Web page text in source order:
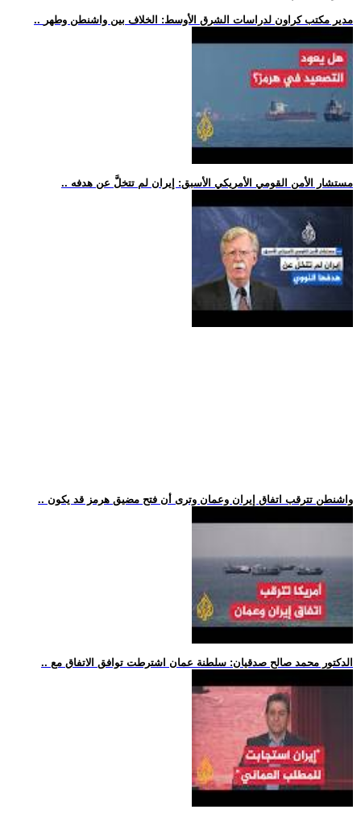
.. مدير مكتب كراون لدراسات الشرق الأوسط: الخلاف بين واشنطن وطهر
.. مستشار الأمن القومي الأمريكي الأسبق: إيران لم تتخلَّ عن هدفه
.. واشنطن تترقب اتفاق إيران وعمان وترى أن فتح مضيق هرمز قد يكون
.. الدكتور محمد صالح صدقيان: سلطنة عمان اشترطت توافق الاتفاق مع